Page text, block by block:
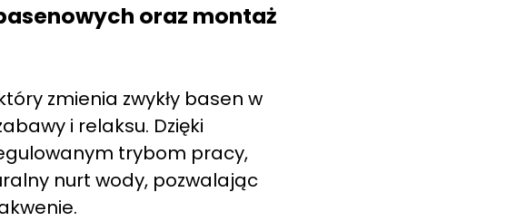
oraz montaż
zmienia zwykły basen w
i relaksu. Dzięki
trybom pracy,
nurt wody, pozwalając